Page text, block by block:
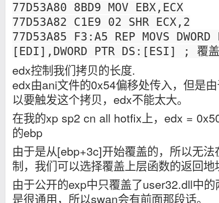
77D53A80 8BD9 MOV EBX,ECX
77D53A82 C1E9 02 SHR ECX,2
77D53A85 F3:A5 REP MOVS
[EDI],DWORD PTR DS:[ESI] ; 覆盖
edx控制我们拷贝的长度.
edx由ani文件的0x54偏移处传入，但是
以要触发这个拷贝，edx不能太大。
在我的xp sp2 cn all hotfix上，edx =
的ebp
由于是从[ebp+3c]开始覆盖的，所以无
制，我们可以选择覆盖上层函数的返回地
由于公开的exp中只覆盖了user32.dll中
是很通用，所以swan会有前面那段话。